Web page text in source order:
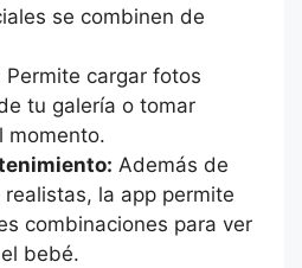
se combinen de
Permite cargar fotos
tu galería o tomar
momento.
Además de
la app permite
combinaciones para ver
bebé.